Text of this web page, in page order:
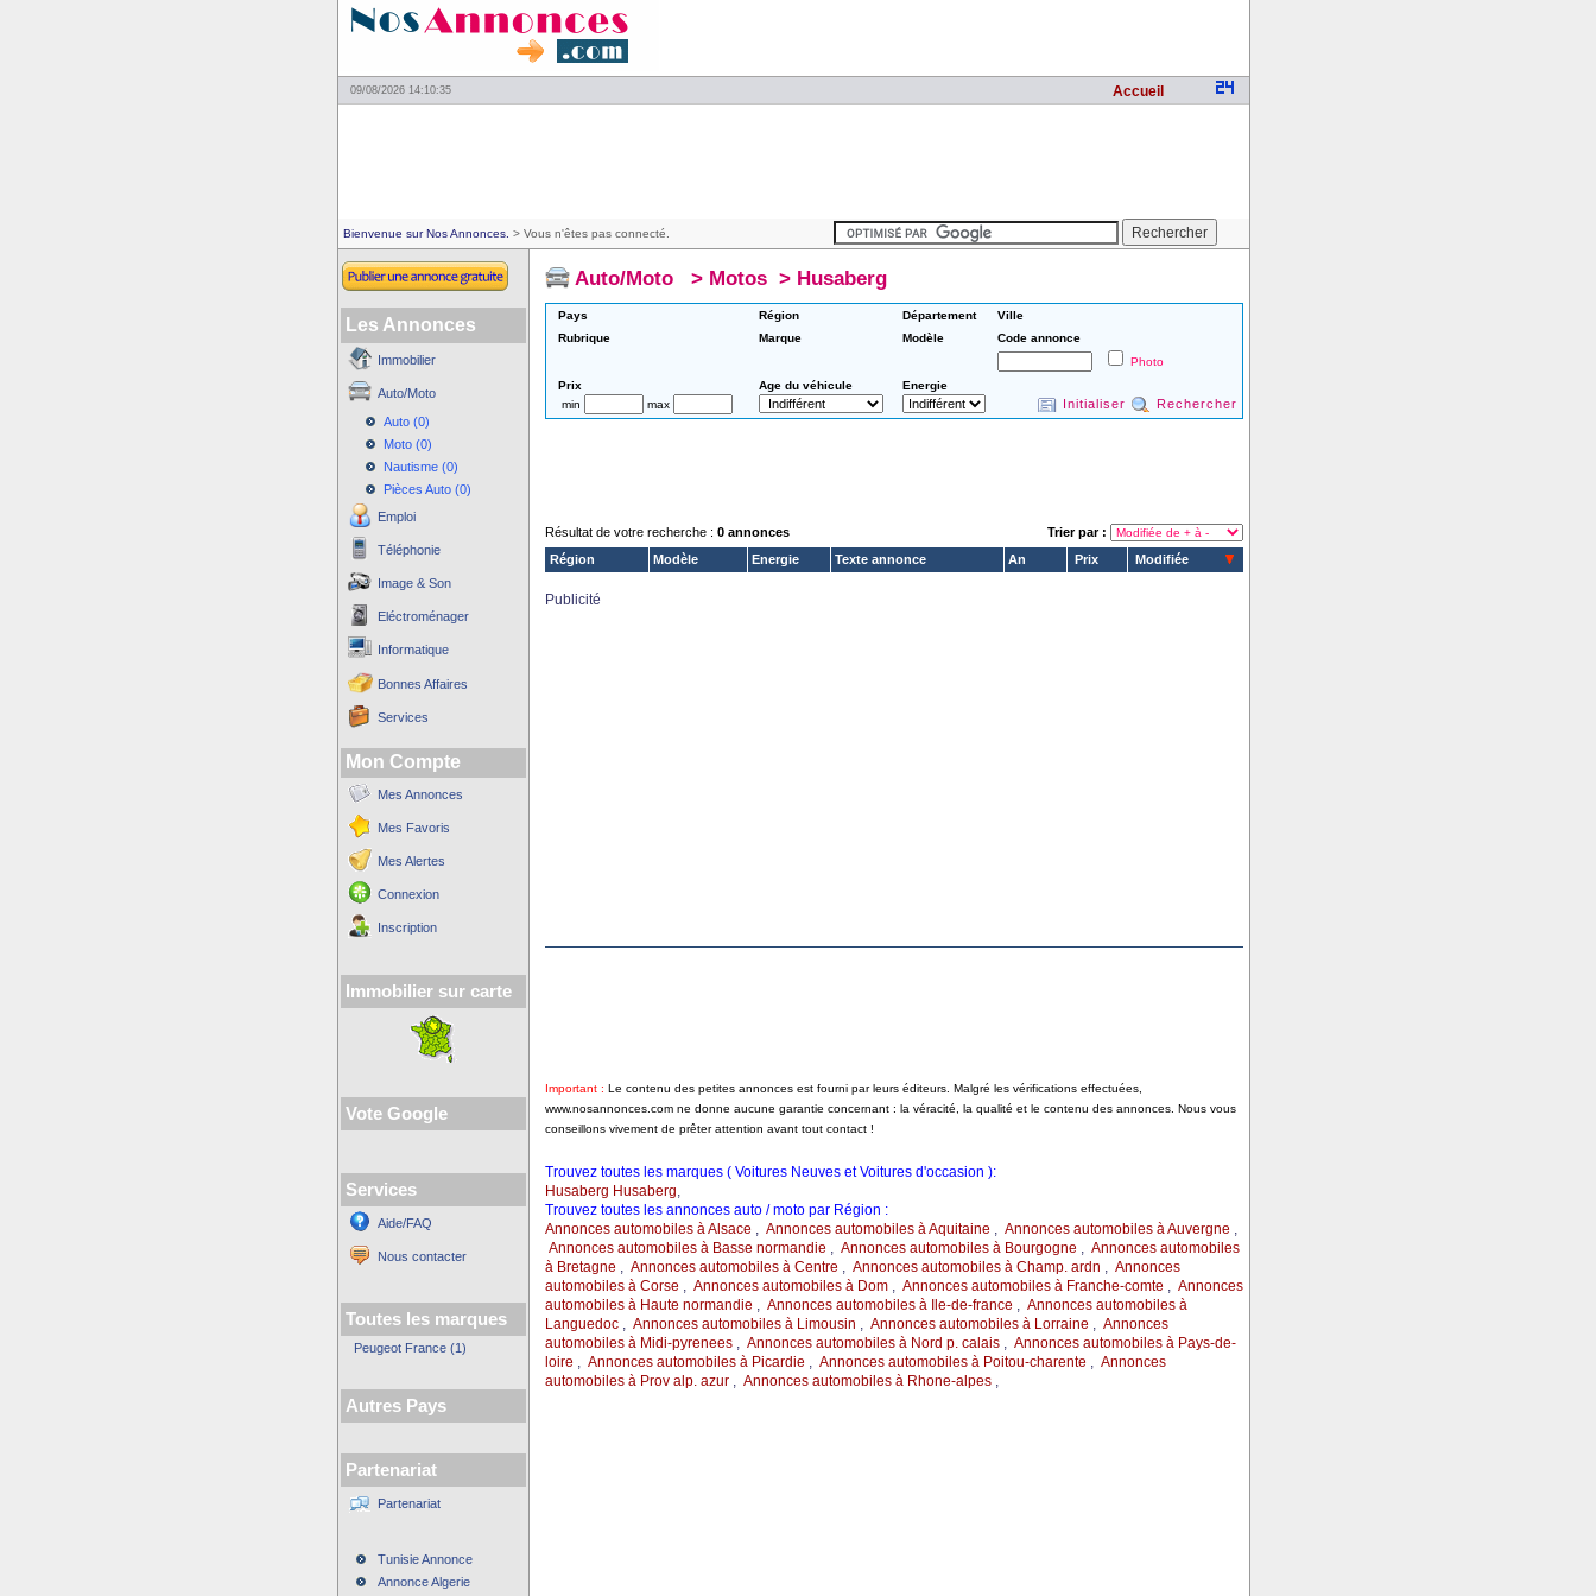
09/08/2026 14:10:35 Accueil
Bienvenue sur Nos Annonces. > Vous n'êtes pas connecté.
Les Annonces
Immobilier
Auto/Moto
Auto (0)
Moto (0)
Nautisme (0)
Pièces Auto (0)
Emploi
Téléphonie
Image & Son
Eléctroménager
Informatique
Bonnes Affaires
Services
Mon Compte
Mes Annonces
Mes Favoris
Mes Alertes
Connexion
Inscription
Immobilier sur carte
Vote Google
Services
Aide/FAQ
Nous contacter
Toutes les marques
Peugeot France (1)
Autres Pays
Partenariat
Partenariat
Tunisie Annonce
Annonce Algerie
Auto/Moto > Motos> Husaberg
Pays Région Département
Ville
Rubrique
Marque Modèle
Code annonce
Photo
Prix
Age du véhicule
Energie
min
max Initialiser Rechercher
Résultat de votre recherche : 0 annonces
Trier par :
Région
Modèle Energie Texte annonce An Prix Modifiée
Publicité
Important : Le contenu des petites annonces est fourni par leurs éditeurs. Malgré les vérifications effectuées,
www.nosannonces.com ne donne aucune garantie concernant : la véracité, la qualité et le contenu des annonces. Nous vous
conseillons vivement de prêter attention avant tout contact !
Trouvez toutes les marques ( Voitures Neuves et Voitures d'occasion ):
Husaberg Husaberg,
Trouvez toutes les annonces auto / moto par Région :
Annonces automobiles à Alsace , Annonces automobiles à Aquitaine , Annonces automobiles à Auvergne ,
Annonces automobiles à Basse normandie , Annonces automobiles à Bourgogne , Annonces automobiles
à Bretagne , Annonces automobiles à Centre , Annonces automobiles à Champ. ardn , Annonces
automobiles à Corse , Annonces automobiles à Dom, Annonces automobiles à Franche-comte , Annonces
automobiles à Haute normandie , Annonces automobiles à Ile-de-france , Annonces automobiles à
Languedoc, Annonces automobiles à Limousin , Annonces automobiles à Lorraine , Annonces
automobiles à Midi-pyrenees, Annonces automobiles à Nord p. calais, Annonces automobiles à Pays-de-
loire , Annonces automobiles à Picardie , Annonces automobiles à Poitou-charente , Annonces
automobiles à Prov alp. azur, Annonces automobiles à Rhone-alpes,